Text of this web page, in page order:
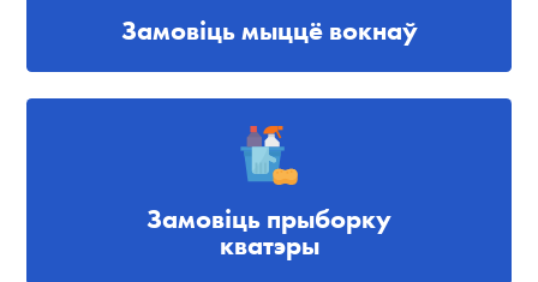
Замовіць мыццё вокнаў
Замовіць прыборку
кватэры